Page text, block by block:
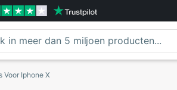
Voor Iphone X